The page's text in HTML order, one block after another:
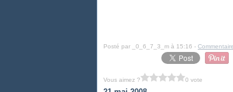
Posté par _0_6_7_3_m à 15:16 -
Vous aimez ? 0 vote